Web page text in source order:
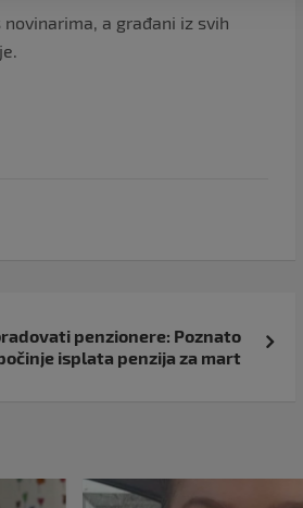
a građani iz svih
penzionere: Poznato
isplata penzija za mart